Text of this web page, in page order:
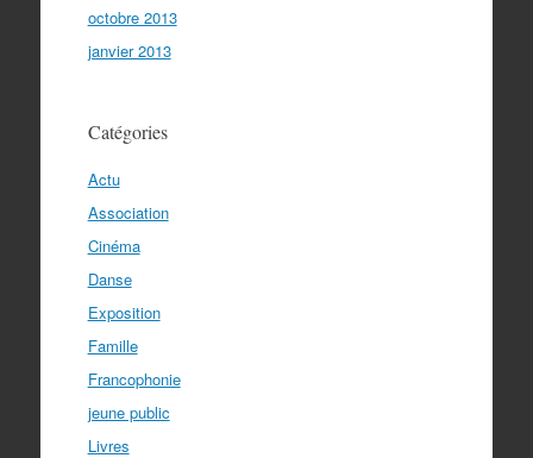
octobre 2013
janvier 2013
Catégories
Actu
Association
Cinéma
Danse
Exposition
Famille
Francophonie
jeune public
Livres